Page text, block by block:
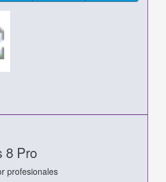
8 Pro
profesionales